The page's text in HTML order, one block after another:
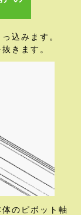
込みます。
きます。
のピボット軸